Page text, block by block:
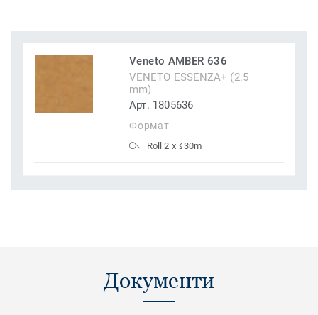
Veneto AMBER 636
VENETO ESSENZA+ (2.5
mm)
Арт. 1805636
Формат
Roll 2 x ≤30m
Документи